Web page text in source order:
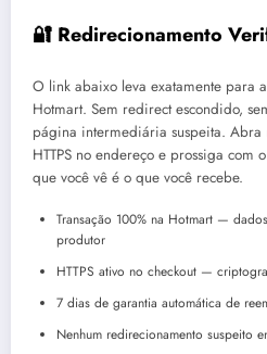
🔐 Redirecionamento
O link abaixo leva exatamente para
Hotmart. Sem redirect escondido,
página intermediária suspeita.
HTTPS no endereço e prossiga com
que você vê é o que você recebe.
Transação 100% na Hotmart —
produtor
HTTPS ativo no checkout —
7 dias de garantia automática de
Nenhum redirecionamento suspeito